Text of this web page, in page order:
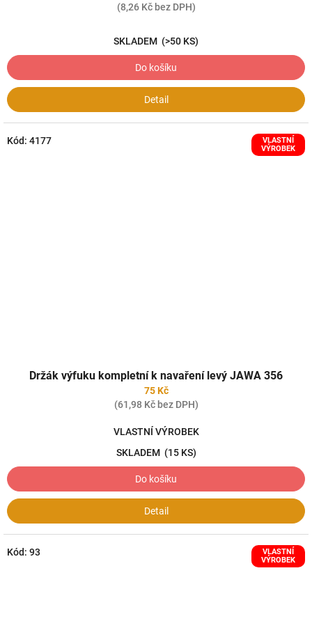
(8,26 Kč bez DPH)
SKLADEM (>50 KS)
Do košíku
Detail
VLASTNÍ
VÝROBEK
Držák výfuku kompletní k navaření levý JAWA 356
75 Kč
(61,98 Kč bez DPH)
VLASTNÍ VÝROBEK
SKLADEM (15 KS)
Do košíku
Detail
Kód: 4177
VLASTNÍ
VÝROBEK
Kód: 93